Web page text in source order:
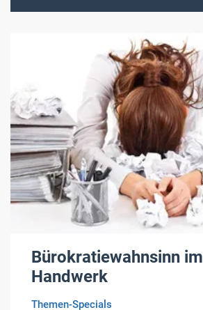
Bürokratiewahnsinn im
Handwerk
Themen-Specials